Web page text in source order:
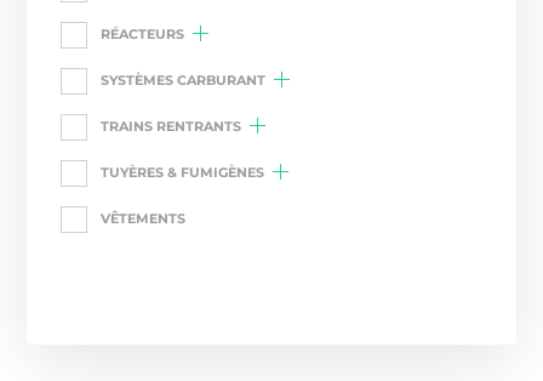
RÉACTEURS
SYSTÈMES CARBURANT
TRAINS RENTRANTS
TUYÈRES & FUMIGÈNES
VÊTEMENTS